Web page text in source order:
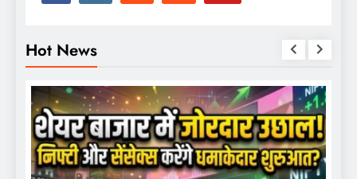
Hot News